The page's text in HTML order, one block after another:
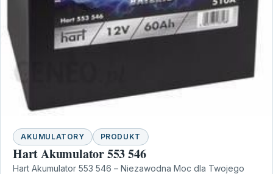
AKUMULATORY PRODUKT
Hart Akumulator 553 546
Hart Akumulator 553 546 – Niezawodna Moc dla Twojego